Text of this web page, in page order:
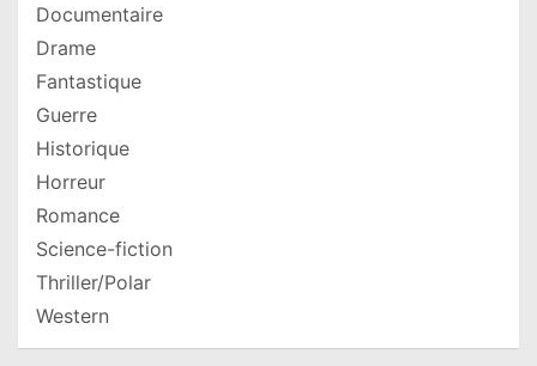
Documentaire
Drame
Fantastique
Guerre
Historique
Horreur
Romance
Science-fiction
Thriller/Polar
Western